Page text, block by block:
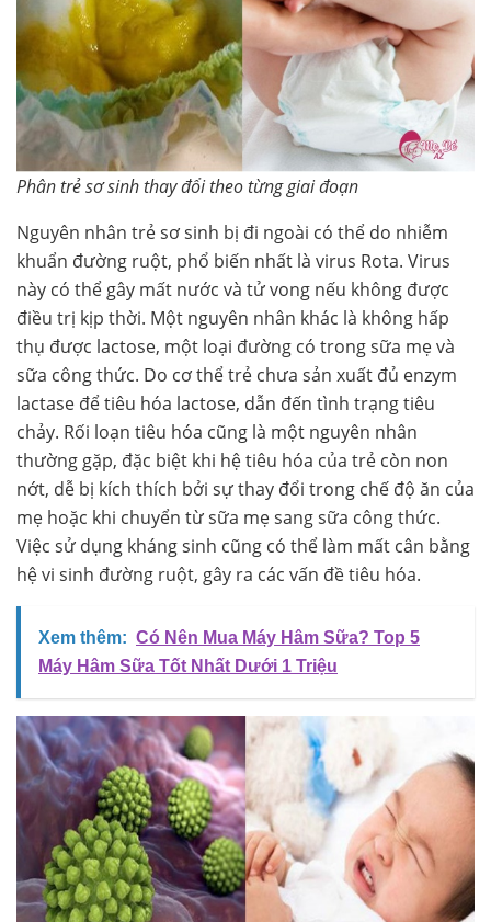
Phân trẻ sơ sinh thay đổi theo từng giai đoạn
Nguyên nhân trẻ sơ sinh bị đi ngoài có thể do nhiễm
khuẩn đường ruột, phổ biến nhất là virus Rota. Virus
này có thể gây mất nước và tử vong nếu không được
điều trị kịp thời. Một nguyên nhân khác là không hấp
thụ được lactose, một loại đường có trong sữa mẹ và
sữa công thức. Do cơ thể trẻ chưa sản xuất đủ enzym
lactase để tiêu hóa lactose, dẫn đến tình trạng tiêu
chảy. Rối loạn tiêu hóa cũng là một nguyên nhân
thường gặp, đặc biệt khi hệ tiêu hóa của trẻ còn non
nớt, dễ bị kích thích bởi sự thay đổi trong chế độ ăn của
mẹ hoặc khi chuyển từ sữa mẹ sang sữa công thức.
Việc sử dụng kháng sinh cũng có thể làm mất cân bằng
hệ vi sinh đường ruột, gây ra các vấn đề tiêu hóa.
Xem thêm: Có Nên Mua Máy Hâm Sữa? Top 5
Máy Hâm Sữa Tốt Nhất Dưới 1 Triệu